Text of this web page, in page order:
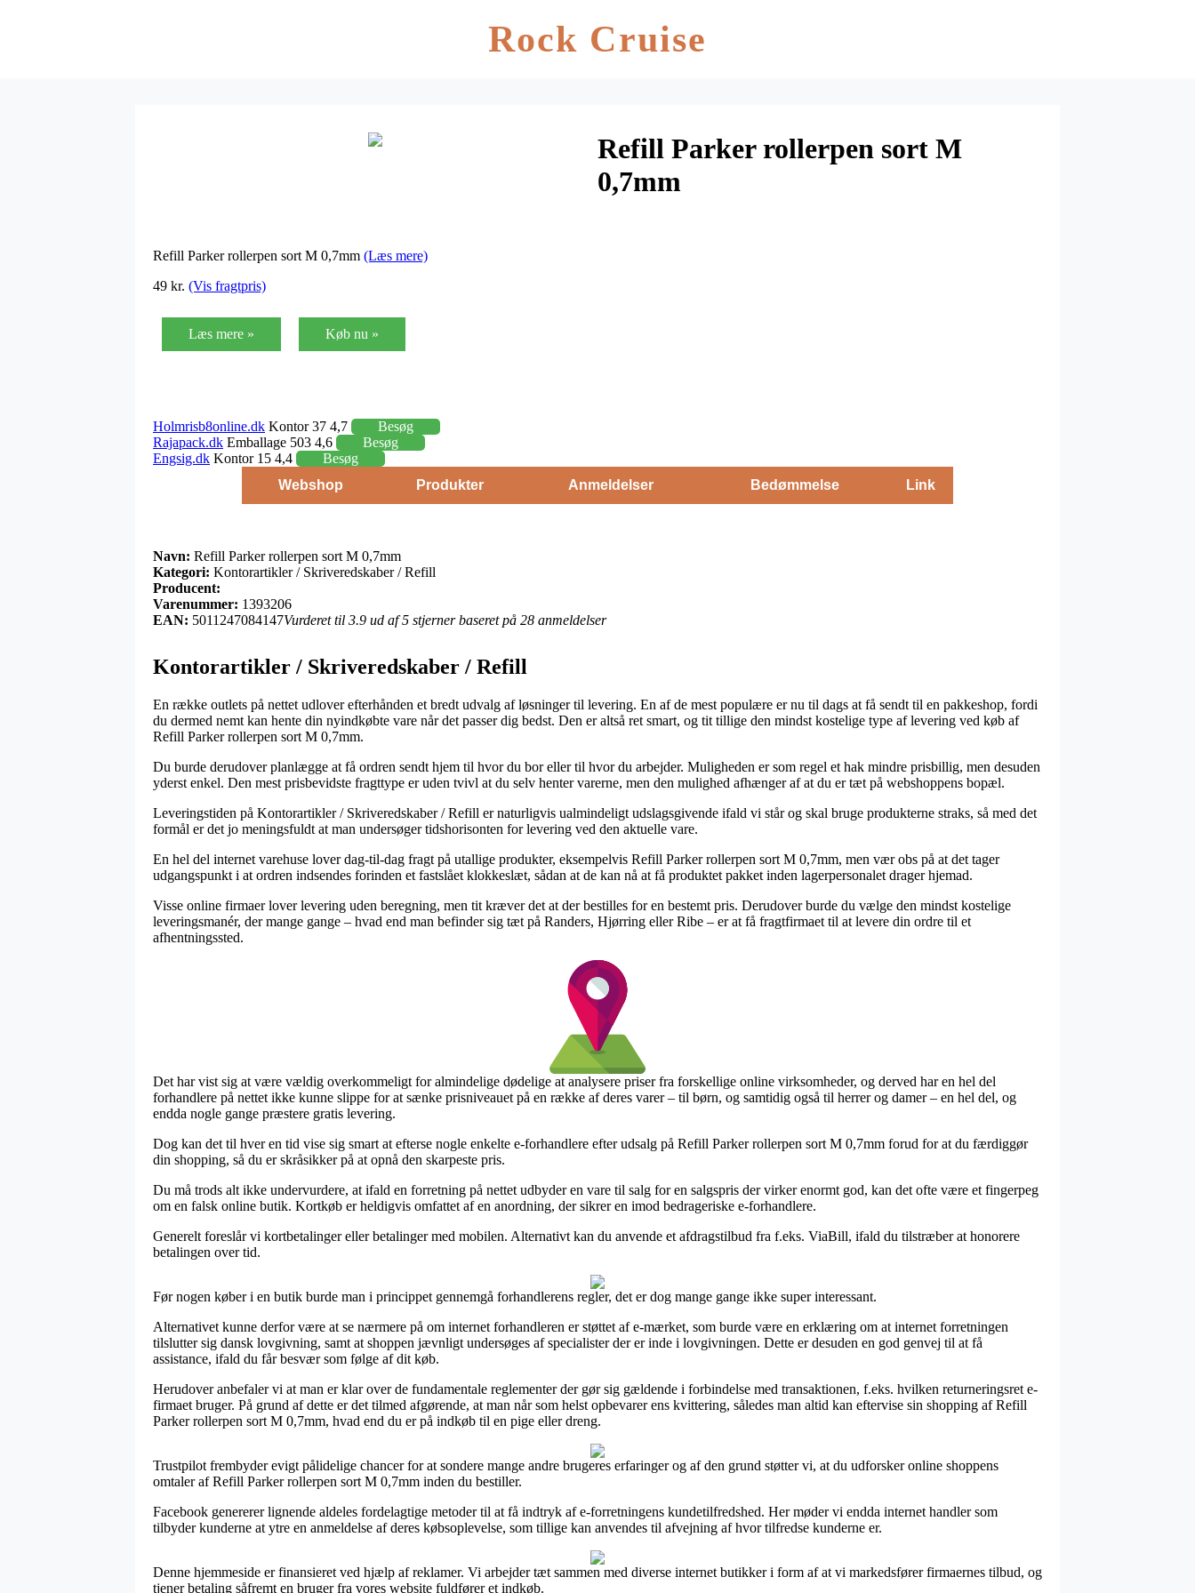
Rock Cruise
Refill Parker rollerpen sort M
0,7mm
Refill Parker rollerpen sort M 0,7mm (Læs mere)
49 kr. (Vis fragtpris)
Læs mere » Køb nu »
Holmrisb8online.dk Kontor 37 4,7
Besøg
Rajapack.dk Emballage 503 4,6
Besøg
Engsig.dk Kontor 15 4,4
Besøg
Webshop
Produkter Anmeldelser Bedømmelse Link
Navn: Refill Parker rollerpen sort M 0,7mm
Kategori: Kontorartikler / Skriveredskaber / Refill
Producent:
Varenummer: 1393206
EAN: 5011247084147Vurderet til 3.9 ud af 5 stjerner baseret på 28 anmeldelser
Kontorartikler / Skriveredskaber / Refill
En række outlets på nettet udlover efterhånden et bredt udvalg af løsninger til levering. En af de mest populære er nu til dags at få sendt til en pakkeshop, fordi
du dermed nemt kan hente din nyindkøbte vare når det passer dig bedst. Den er altså ret smart, og tit tillige den mindst kostelige type af levering ved køb af
Refill Parker rollerpen sort M 0,7mm.
Du burde derudover planlægge at få ordren sendt hjem til hvor du bor eller til hvor du arbejder. Muligheden er som regel et hak mindre prisbillig, men desuden
yderst enkel. Den mest prisbevidste fragttype er uden tvivl at du selv henter varerne, men den mulighed afhænger af at du er tæt på webshoppens bopæl.
Leveringstiden på Kontorartikler / Skriveredskaber / Refill er naturligvis ualmindeligt udslagsgivende ifald vi står og skal bruge produkterne straks, så med det
formål er det jo meningsfuldt at man undersøger tidshorisonten for levering ved den aktuelle vare.
En hel del internet varehuse lover dag-til-dag fragt på utallige produkter, eksempelvis Refill Parker rollerpen sort M 0,7mm, men vær obs på at det tager
udgangspunkt i at ordren indsendes forinden et fastslået klokkeslæt, sådan at de kan nå at få produktet pakket inden lagerpersonalet drager hjemad.
Visse online firmaer lover levering uden beregning, men tit kræver det at der bestilles for en bestemt pris. Derudover burde du vælge den mindst kostelige
leveringsmanér, der mange gange – hvad end man befinder sig tæt på Randers, Hjørring eller Ribe – er at få fragtfirmaet til at levere din ordre til et
afhentningssted.
Det har vist sig at være vældig overkommeligt for almindelige dødelige at analysere priser fra forskellige online virksomheder, og derved har en hel del
forhandlere på nettet ikke kunne slippe for at sænke prisniveauet på en række af deres varer – til børn, og samtidig også til herrer og damer – en hel del, og
endda nogle gange præstere gratis levering.
Dog kan det til hver en tid vise sig smart at efterse nogle enkelte e-forhandlere efter udsalg på Refill Parker rollerpen sort M 0,7mm forud for at du færdiggør
din shopping, så du er skråsikker på at opnå den skarpeste pris.
Du må trods alt ikke undervurdere, at ifald en forretning på nettet udbyder en vare til salg for en salgspris der virker enormt god, kan det ofte være et fingerpeg
om en falsk online butik. Kortkøb er heldigvis omfattet af en anordning, der sikrer en imod bedrageriske e-forhandlere.
Generelt foreslår vi kortbetalinger eller betalinger med mobilen. Alternativt kan du anvende et afdragstilbud fra f.eks. ViaBill, ifald du tilstræber at honorere
betalingen over tid.
Før nogen køber i en butik burde man i princippet gennemgå forhandlerens regler, det er dog mange gange ikke super interessant.
Alternativet kunne derfor være at se nærmere på om internet forhandleren er støttet af e-mærket, som burde være en erklæring om at internet forretningen
tilslutter sig dansk lovgivning, samt at shoppen jævnligt undersøges af specialister der er inde i lovgivningen. Dette er desuden en god genvej til at få
assistance, ifald du får besvær som følge af dit køb.
Herudover anbefaler vi at man er klar over de fundamentale reglementer der gør sig gældende i forbindelse med transaktionen, f.eks. hvilken returneringsret e-
firmaet bruger. På grund af dette er det tilmed afgørende, at man når som helst opbevarer ens kvittering, således man altid kan eftervise sin shopping af Refill
Parker rollerpen sort M 0,7mm, hvad end du er på indkøb til en pige eller dreng.
Trustpilot frembyder evigt pålidelige chancer for at sondere mange andre brugeres erfaringer og af den grund støtter vi, at du udforsker online shoppens
omtaler af Refill Parker rollerpen sort M 0,7mm inden du bestiller.
Facebook genererer lignende aldeles fordelagtige metoder til at få indtryk af e-forretningens kundetilfredshed. Her møder vi endda internet handler som
tilbyder kunderne at ytre en anmeldelse af deres købsoplevelse, som tillige kan anvendes til afvejning af hvor tilfredse kunderne er.
Denne hjemmeside er finansieret ved hjælp af reklamer. Vi arbejder tæt sammen med diverse internet butikker i form af at vi markedsfører firmaernes tilbud, og
tjener betaling såfremt en bruger fra vores website fuldfører et indkøb.